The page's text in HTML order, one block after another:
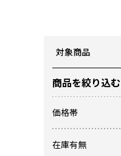
対象商品
商品を絞り込む
価格帯
在庫有無